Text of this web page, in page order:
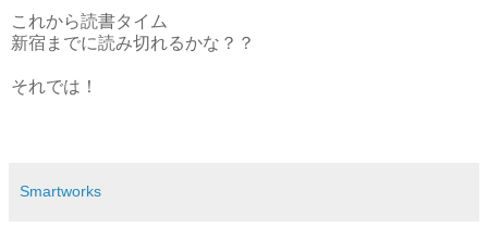
これから読書タイム
新宿までに読み切れるかな？？
それでは！
Smartworks